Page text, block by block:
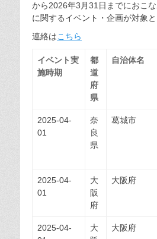
から2026年3月31日までにおこ
に関するイベント・企画が対象と
連絡はこちら
イベント実
施時期
都
道
府
県
自治体名
2025-04-
01
奈
良
県
葛城市
2025-04-
01
大
阪
府
大阪府
2025-04-
大
大阪府